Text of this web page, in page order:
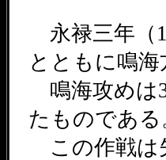
永禄三年（
とともに鳴
鳴海攻めは
たものである
この作戦は